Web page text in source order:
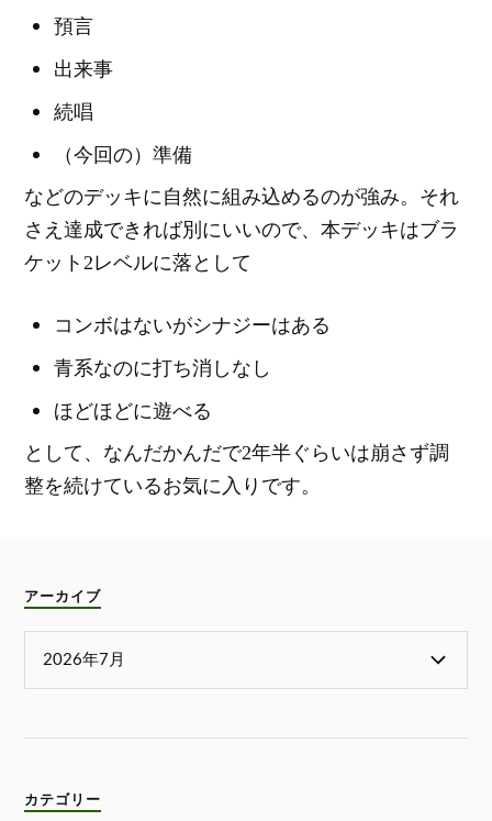
預言
出来事
続唱
（今回の）準備
などのデッキに自然に組み込めるのが強み。それ
さえ達成できれば別にいいので、本デッキはブラ
ケット2レベルに落として
コンボはないがシナジーはある
青系なのに打ち消しなし
ほどほどに遊べる
として、なんだかんだで2年半ぐらいは崩さず調
整を続けているお気に入りです。
アーカイブ
カテゴリー